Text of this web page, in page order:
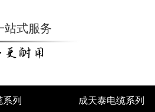
站式服务
列 成天泰电缆系列